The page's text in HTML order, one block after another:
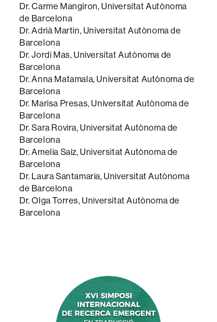
Dr. Carme Mangiron, Universitat Autònoma
de Barcelona
Dr. Adrià Martin, Universitat Autònoma de
Barcelona
Dr. Jordi Mas, Universitat Autònoma de
Barcelona
Dr. Anna Matamala, Universitat Autònoma de
Barcelona
Dr. Marisa Presas, Universitat Autònoma de
Barcelona
Dr. Sara Rovira, Universitat Autònoma de
Barcelona
Dr. Amelia Saiz, Universitat Autònoma de
Barcelona
Dr. Laura Santamaria, Universitat Autònoma
de Barcelona
Dr. Olga Torres, Universitat Autònoma de
Barcelona